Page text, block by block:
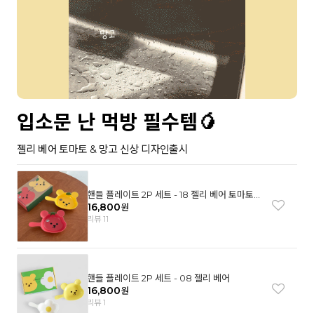
입소문 난 먹방 필수템🥭
젤리 베어 토마토 & 망고 신상 디자인출시
핸들 플레이트 2P 세트 - 18 젤리 베어 토마토
& 망고
16,800원
리뷰 11
핸들 플레이트 2P 세트 - 08 젤리 베어
16,800원
리뷰 1